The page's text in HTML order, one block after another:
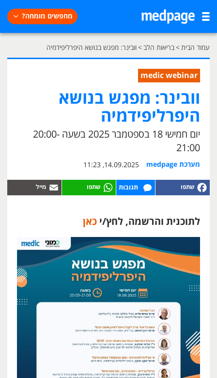
מחפשים מומחה?
עמוד הבית>בריאות הלב>וובינר: מפגש בנושא היפרליפידמיה
medic webinar
וובינר: מפגש בנושא
היפרליפידמיה
יום חמישי 18 בספטמבר 2025 בשעה 20:00-
21:00
מערכת medpage 14.09.2025, 11:23
תגובות
לתוכנית והרשמה, לחץ/י כאן